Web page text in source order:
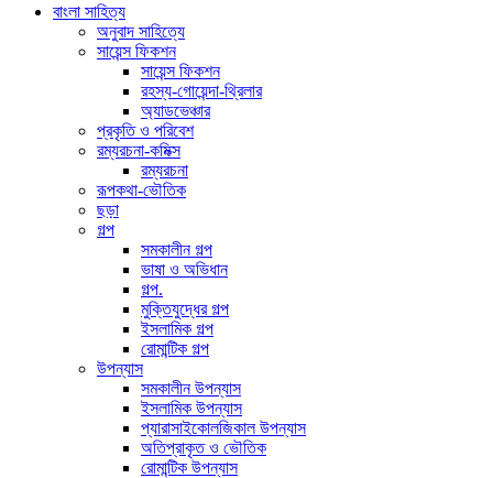
বাংলা সাহিত্য
অনুবাদ সাহিত্যে
সায়েন্স ফিকশন
সায়েন্স ফিকশন
রহস্য-গোয়েন্দা-থ্রিলার
অ্যাডভেঞ্চার
প্রকৃতি ও পরিবেশ
রম্যরচনা-কমিক্স
রম্যরচনা
রূপকথা-ভৌতিক
ছড়া
গল্প
সমকালীন গল্প
ভাষা ও অভিধান
গল্প.
মুক্তিযুদ্ধের গল্প
ইসলামিক গল্প
রোমান্টিক গল্প
উপন্যাস
সমকালীন উপন্যাস
ইসলামিক উপন্যাস
প্যারাসাইকোলজিকাল উপন্যাস
অতিপ্রাকৃত ও ভৌতিক
রোমান্টিক উপন্যাস